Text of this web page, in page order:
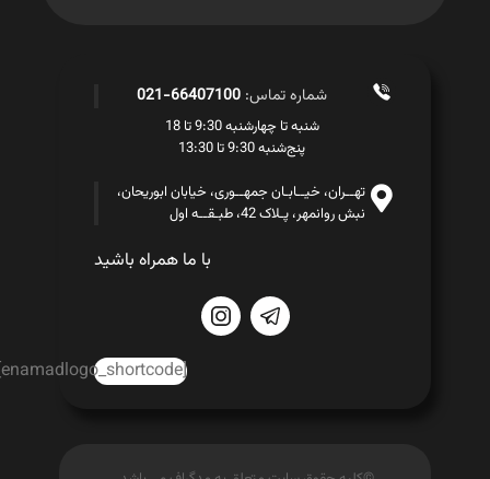
شماره تماس:66407100-021
شنبه تا چهارشنبه 9:30 تا 18
پنج‌شنبه 9:30 تا 13:30
تهــران، خیــابـان جمهــوری، خیابان ابوریحان،
نبش روانمهر، پـلاک 42، طبـقــه اول
با ما همراه باشید
[enamadlogo_shortcode]